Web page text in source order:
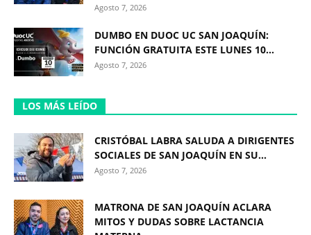
Agosto 7, 2026
DUMBO EN DUOC UC SAN JOAQUÍN:
FUNCIÓN GRATUITA ESTE LUNES 10...
Agosto 7, 2026
LOS MÁS LEÍDO
CRISTÓBAL LABRA SALUDA A DIRIGENTES
SOCIALES DE SAN JOAQUÍN EN SU...
Agosto 7, 2026
MATRONA DE SAN JOAQUÍN ACLARA
MITOS Y DUDAS SOBRE LACTANCIA